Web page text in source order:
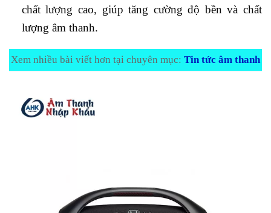
chất lượng cao, giúp tăng cường độ bền và chất
lượng âm thanh.
Xem nhiều bài viết hơn tại chuyên mục: Tin tức âm thanh